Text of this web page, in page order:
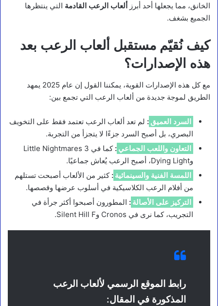
الخانق، مما يجعلها أحد أبرز ألعاب الرعب القادمة التي ينتظرها
الجميع بشغف.
كيف نُقيّم مستقبل ألعاب الرعب بعد
هذه الإصدارات؟
مع كل هذه الإصدارات القوية، يمكننا القول إن عام 2025 يمهد
الطريق لموجة جديدة من ألعاب الرعب التي تجمع بين:
السرد العميق : لم تعد ألعاب الرعب تعتمد فقط على التخويف
البصري، بل أصبح السرد جزءًا لا يتجزأ من التجربة.
التعاون واللعب الجماعي :
كما في Little Nightmares 3
وDying Light، أصبح الرعب يُعاش جماعيًا.
اللمسة الفنية والسينمائية : كثير من الألعاب أصبحت تستلهم
من أفلام الرعب الكلاسيكية في أسلوب عرضها وقصصها.
التركيز على الأصالة : المطورون أصبحوا أكثر جرأة في
التجريب، كما نرى في Cronos وSilent Hill F.
رابط الموقع الرسمي لألعاب الرعب
المذكورة في المقال: